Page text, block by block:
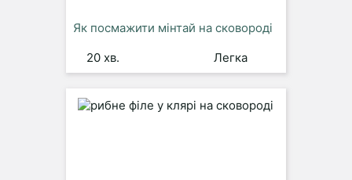
Як посмажити мінтай на сковороді
20 хв.
Легка